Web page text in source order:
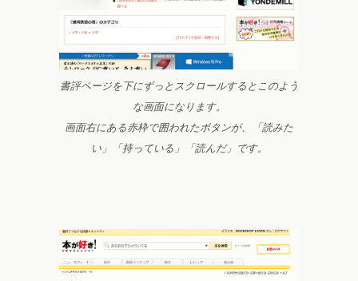
書評ページを下にずっとスクロールするとこのよう
な画面になります。
画面右にある赤枠で囲われたボタンが、「読みた
い」「持っている」「読んだ」です。